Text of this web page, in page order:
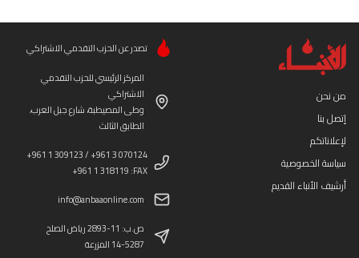
من نحن
إتصل بنا
لإعلاناتكم
سياسة الخصوصية
أرشيف الأنباء القديم
تصدر عن الحزب التقدمي الاشتراكي
المركز الرئيسي للحزب التقدمي
الاشتراكي
وطى المصيطبة، شارع جبل العرب،
الطابق الثالث
+961 1 309123 / +961 3 070124
+961 1 318119 :FAX
info@anbaaonline.com
ص.ب: 11-2893 رياض الصلح
14-5287 المزرعة